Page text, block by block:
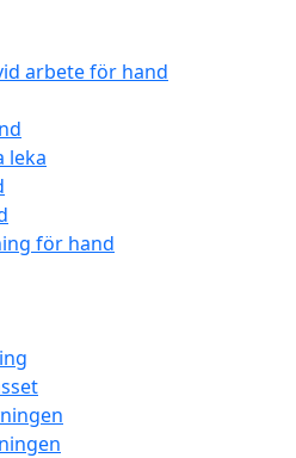
arbete för hand
leka
för hand